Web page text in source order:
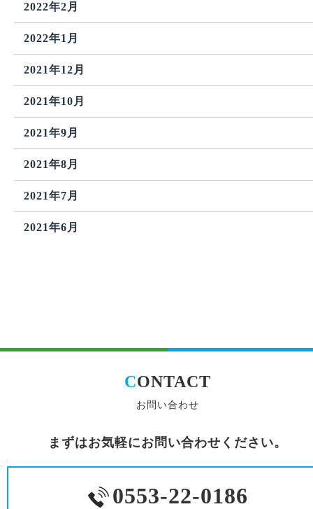
2022年2月
2022年1月
2021年12月
2021年10月
2021年9月
2021年8月
2021年7月
2021年6月
CONTACT
お問い合わせ
まずはお気軽にお問い合わせください。
0553-22-0186